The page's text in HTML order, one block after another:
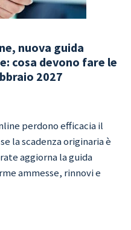
nuova guida
cosa devono fare le
2027
perdono efficacia il
la scadenza originaria è
aggiorna la guida
ammesse, rinnovi e